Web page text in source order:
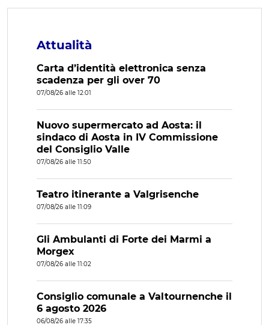
Attualità
Carta d’identità elettronica senza
scadenza per gli over 70
07/08/26 alle 12:01
Nuovo supermercato ad Aosta: il
sindaco di Aosta in IV Commissione
del Consiglio Valle
07/08/26 alle 11:50
Teatro itinerante a Valgrisenche
07/08/26 alle 11:09
Gli Ambulanti di Forte dei Marmi a
Morgex
07/08/26 alle 11:02
Consiglio comunale a Valtournenche il
6 agosto 2026
06/08/26 alle 17:35